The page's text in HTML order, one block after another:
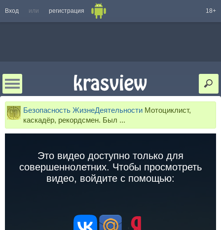
Вход или регистрация 18+
Безопасность ЖизнеДеятельности Мотоциклист,
каскадёр, рекордсмен. Был ...
Это видео доступно только для
совершеннолетних. Чтобы просмотреть
видео, войдите с помощью: